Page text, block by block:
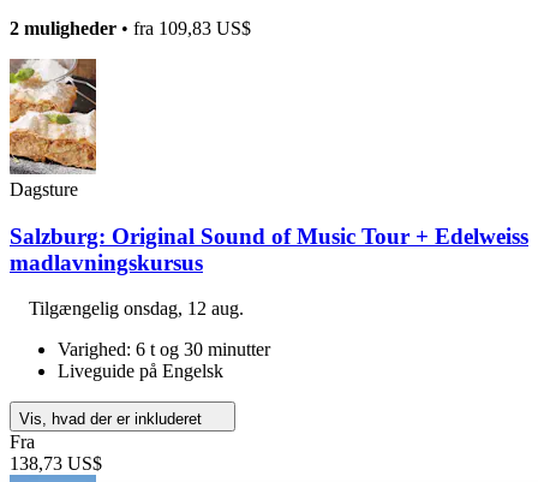
2 muligheder • fra 109,83 US$
Dagsture
Salzburg: Original Sound of Music Tour + Edelweiss
madlavningskursus
Tilgængelig onsdag, 12 aug.
Varighed: 6 t og 30 minutter
Liveguide på Engelsk
Vis, hvad der er inkluderet
Fra
138,73 US$